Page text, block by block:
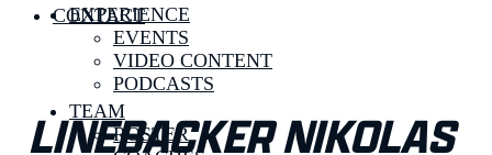
EXPERIENCE
EVENTS
VIDEO CONTENT
PODCASTS
TEAM
ROSTER
CONTACT
LINEBACKER NIKOLAS